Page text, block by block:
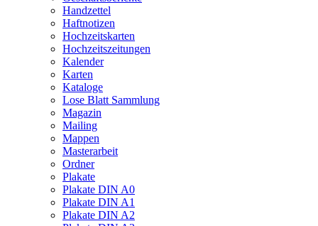
Handzettel
Haftnotizen
Hochzeitskarten
Hochzeitszeitungen
Kalender
Karten
Kataloge
Lose Blatt Sammlung
Magazin
Mailing
Mappen
Masterarbeit
Ordner
Plakate
Plakate DIN A0
Plakate DIN A1
Plakate DIN A2